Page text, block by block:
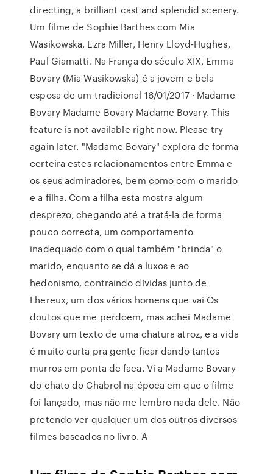
directing, a brilliant cast and splendid scenery.
Um filme de Sophie Barthes com Mia
Wasikowska, Ezra Miller, Henry Lloyd-Hughes,
Paul Giamatti. Na França do século XIX, Emma
Bovary (Mia Wasikowska) é a jovem e bela
esposa de um tradicional 16/01/2017 · Madame
Bovary Madame Bovary Madame Bovary. This
feature is not available right now. Please try
again later. "Madame Bovary" explora de forma
certeira estes relacionamentos entre Emma e
os seus admiradores, bem como com o marido
e a filha. Com a filha esta mostra algum
desprezo, chegando até a tratá-la de forma
pouco correcta, um comportamento
inadequado com o qual também "brinda" o
marido, enquanto se dá a luxos e ao
hedonismo, contraindo dívidas junto de
Lhereux, um dos vários homens que vai Os
doutos que me perdoem, mas achei Madame
Bovary um texto de uma chatura atroz, e a vida
é muito curta pra gente ficar dando tantos
murros em ponta de faca. Vi a Madame Bovary
do chato do Chabrol na época em que o filme
foi lançado, mas não me lembro nada dele. Não
pretendo ver qualquer um dos outros diversos
filmes baseados no livro. A